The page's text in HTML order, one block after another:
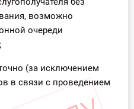
возможно
очереди
(за исключением
в связи с проведением